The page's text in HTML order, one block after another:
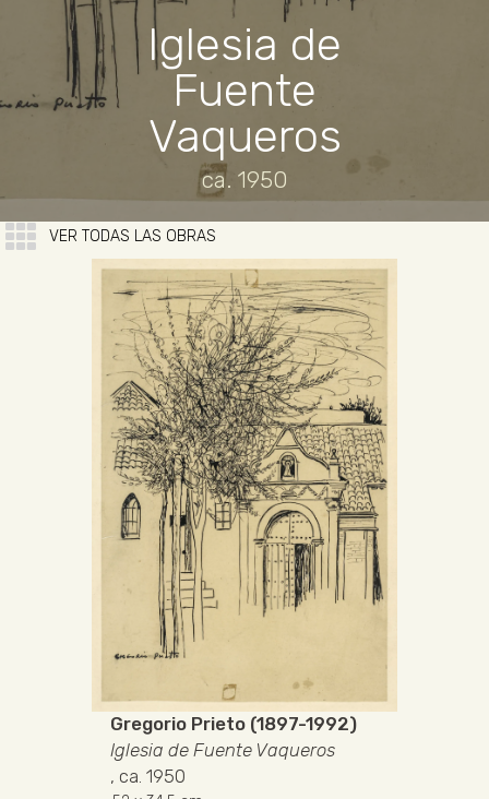
Iglesia de
Fuente
Vaqueros
ca. 1950
VER TODAS LAS OBRAS
Gregorio Prieto (1897-1992)
Iglesia de Fuente Vaqueros
, ca. 1950